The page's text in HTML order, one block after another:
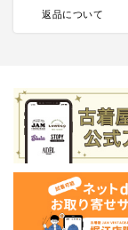
返品について